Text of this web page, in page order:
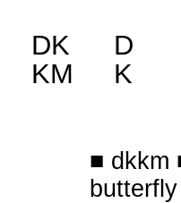
dkkm
butterfly
DK
KM
D
K